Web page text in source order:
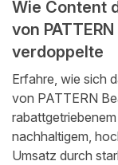
Wie Content
von
verdoppelte
Erfahre, wie sich
von PATTERN
nachhaltigem,
Umsatz durch